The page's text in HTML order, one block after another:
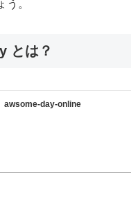
。
とは？
awsome-day-online